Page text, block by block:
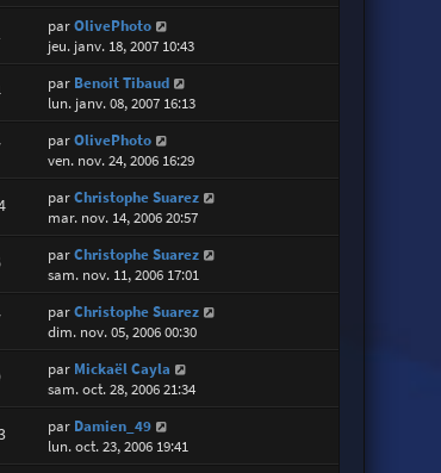
parOlivePhoto
jeu. janv. 18, 2007 10:43
par Benoit Tibaud
lun. janv. 08, 2007 16:13
parOlivePhoto
ven. nov. 24, 2006 16:29
parChristophe Suarez
mar. nov. 14, 2006 20:57
parChristophe Suarez
sam. nov. 11, 2006 17:01
parChristophe Suarez
dim. nov. 05, 2006 00:30
par Mickaël Cayla
sam. oct. 28, 2006 21:34
par Damien_49
lun. oct. 23, 2006 19:41